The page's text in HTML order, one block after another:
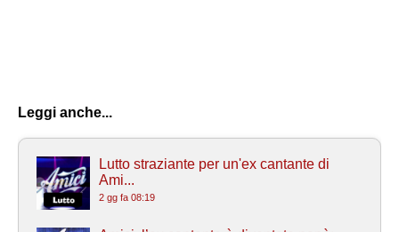
Leggi anche...
Lutto straziante per un'ex cantante di
Ami...
2 gg fa 08:19